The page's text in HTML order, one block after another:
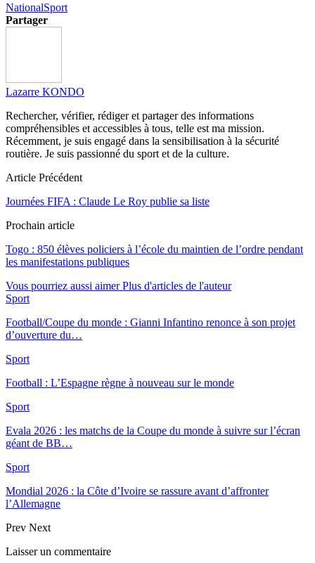
NationalSport
Partager
Lazarre KONDO
Rechercher, vérifier, rédiger et partager des informations
compréhensibles et accessibles à tous, telle est ma mission.
Récemment, je suis engagé dans la sensibilisation à la sécurité
routière. Je suis passionné du sport et de la culture.
Article Précédent
Journées FIFA : Claude Le Roy publie sa liste
Prochain article
Togo : 850 élèves policiers à l’école du maintien de l’ordre pendant
les manifestations publiques
Vous pourriez aussi aimer Plus d'articles de l'auteur
Sport
Football/Coupe du monde : Gianni Infantino renonce à son projet
d’ouverture du…
Sport
Football : L’Espagne règne à nouveau sur le monde
Sport
Evala 2026 : les matchs de la Coupe du monde à suivre sur l’écran
géant de BB…
Sport
Mondial 2026 : la Côte d’Ivoire se rassure avant d’affronter
l’Allemagne
Prev Next
Laisser un commentaire